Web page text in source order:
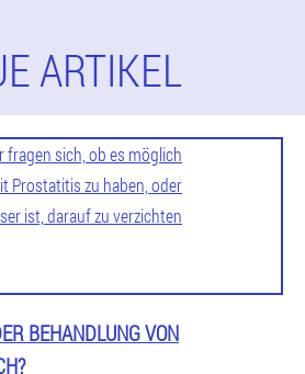
ARTIKEL
BEHANDLUNG VON